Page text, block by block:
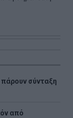
σύνταξη
από